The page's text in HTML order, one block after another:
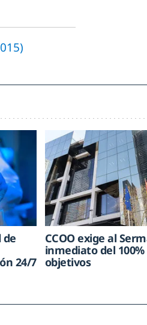
de
24/7
CCOO exige al
inmediato del
objetivos